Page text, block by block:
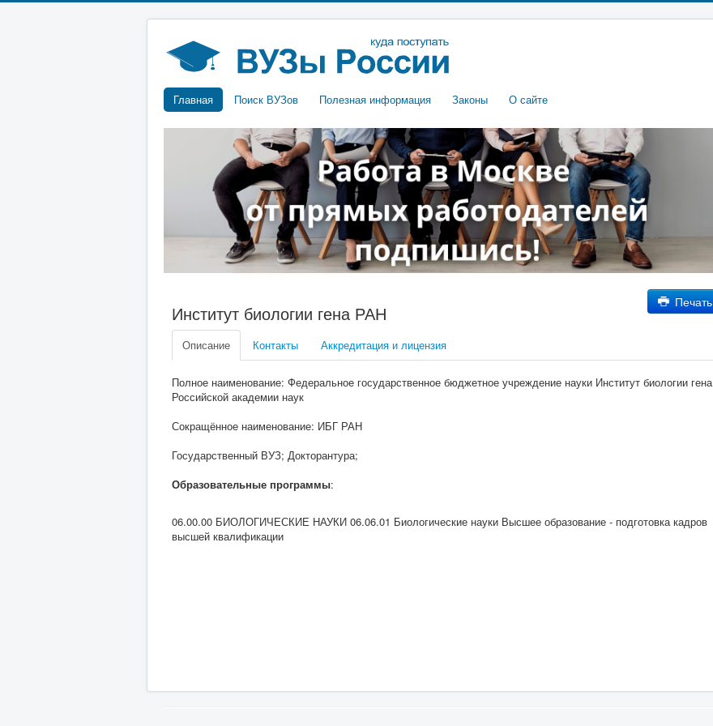
Главная Поиск ВУЗов Полезная информация Законы О сайте
Печать
Институт биологии гена РАН
Описание Контакты Аккредитация и лицензия
Полное наименование: Федеральное государственное бюджетное учреждение науки Институт биологии гена
Российской академии наук
Сокращённое наименование: ИБГ РАН
Государственный ВУЗ; Докторантура;
Образовательные программы:
06.00.00 БИОЛОГИЧЕСКИЕ НАУКИ 06.06.01 Биологические науки Высшее образование - подготовка кадров
высшей квалификации